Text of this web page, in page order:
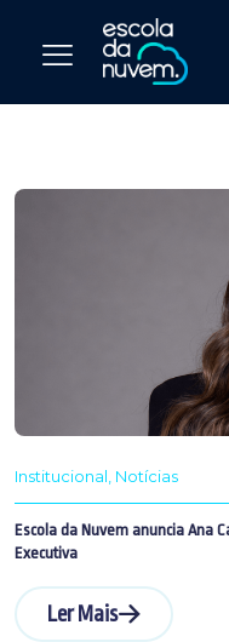
Institucional Notícias
Escola da Nuvem anuncia Ana
Executiva
Ler Mais